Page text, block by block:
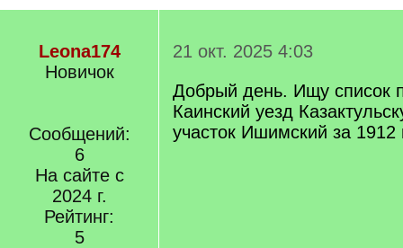
Leona174
Новичок
Сообщений:
6
На сайте с
2024 г.
Рейтинг:
5
21 окт. 2025 4:03
Добрый день. Ищу список
Каинский уезд
участок Ишимский за 1912